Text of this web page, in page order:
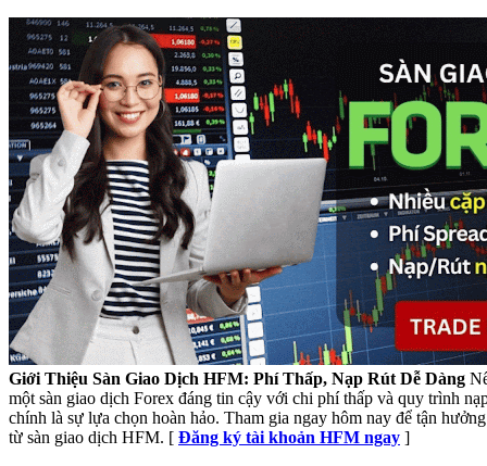
Giới Thiệu Sàn Giao Dịch HFM: Phí Thấp, Nạp Rút Dễ Dàng
một sàn giao dịch Forex đáng tin cậy với chi phí thấp và quy trình
chính là sự lựa chọn hoàn hảo. Tham gia ngay hôm nay để tận
từ sàn giao dịch HFM. [ Đăng ký tài khoản HFM ngay ]